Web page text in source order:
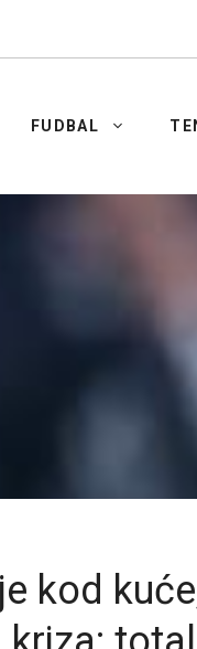
FUDBAL
kod